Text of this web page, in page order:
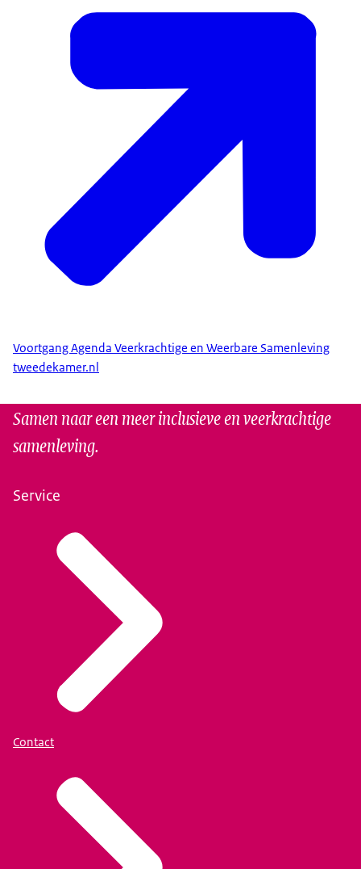
Voortgang Agenda Veerkrachtige en Weerbare Samenleving
tweedekamer.nl
Samen naar een meer inclusieve en veerkrachtige
samenleving.
Service
Contact